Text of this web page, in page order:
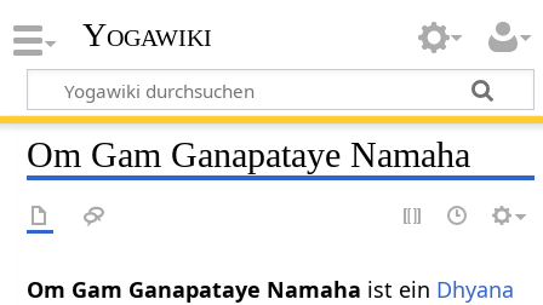
Yogawiki
Om Gam Ganapataye Namaha
Om Gam Ganapataye Namaha ist ein Dhyana